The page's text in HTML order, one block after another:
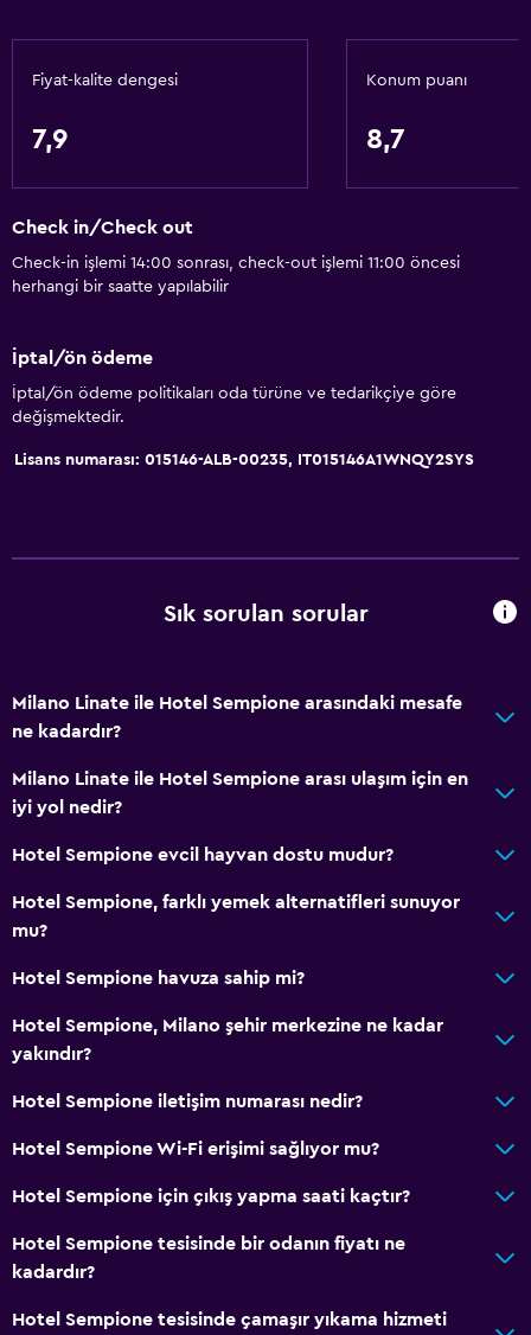
Üst katlara asansörle erişilebilir
Özel giriş
Hizmetler ve kolaylıklar
Araç kiralama
Uyandırma servisi
Kişisel hizmet
Oda servisi
Anahtar erişimi
Temel özellikler
Tüm alanlarda Wi-Fi erişimi
Havlu
Yangın söndürücü
Ücretsiz tuvalet malzemeleri
Şampuan
Duman alarmları
Isıtma
Adaptör
Çöp kutusu
Banyo
Yükseltilmiş klozet
Fiyat-kalite dengesi
7,9
Konum puanı
8,7
Check in/Check out
Check-in işlemi 14:00 sonrası, check-out işlemi 11:00 öncesi
herhangi bir saatte yapılabilir
İptal/ön ödeme
İptal/ön ödeme politikaları oda türüne ve tedarikçiye göre
değişmektedir.
Lisans numarası: 015146-ALB-00235, IT015146A1WNQY2SYS
Sık sorulan sorular
Milano Linate ile Hotel Sempione arasındaki mesafe
ne kadardır?
Milano Linate ile Hotel Sempione arası ulaşım için en
iyi yol nedir?
Hotel Sempione evcil hayvan dostu mudur?
Hotel Sempione, farklı yemek alternatifleri sunuyor
mu?
Hotel Sempione havuza sahip mi?
Hotel Sempione, Milano şehir merkezine ne kadar
yakındır?
Hotel Sempione iletişim numarası nedir?
Hotel Sempione Wi-Fi erişimi sağlıyor mu?
Hotel Sempione için çıkış yapma saati kaçtır?
Hotel Sempione tesisinde bir odanın fiyatı ne
kadardır?
Hotel Sempione tesisinde çamaşır yıkama hizmeti